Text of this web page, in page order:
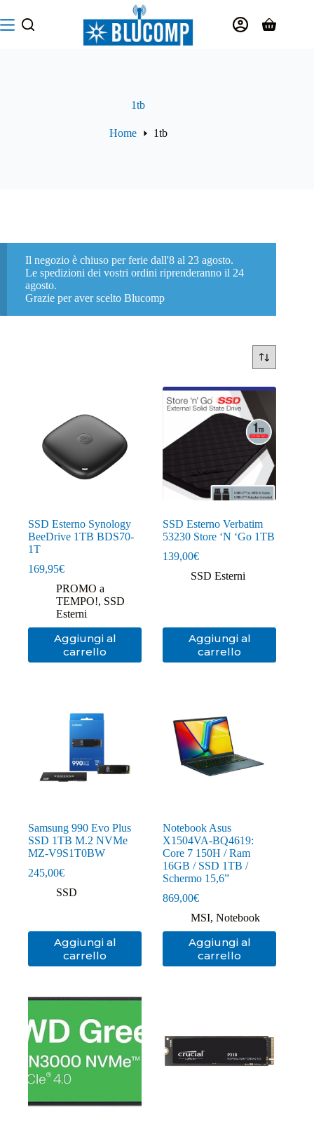
al
contenuto
Carrello
1tb
Home 1tb
Il negozio è chiuso per ferie dall'8 al 23 agosto.
Le spedizioni dei vostri ordini riprenderanno il 24
agosto.
Grazie per aver scelto Blucomp
SSD Esterno Synology
BeeDrive 1TB BDS70-
1T
169,95€
PROMO a
TEMPO!, SSD
Esterni
Aggiungi al
carrello
SSD Esterno Verbatim
53230 Store ‘N ‘Go 1TB
139,00€
SSD Esterni
Aggiungi al
carrello
Samsung 990 Evo Plus
SSD 1TB M.2 NVMe
MZ-V9S1T0BW
245,00€
SSD
Aggiungi al
carrello
Notebook Asus
X1504VA-BQ4619:
Core 7 150H / Ram
16GB / SSD 1TB /
Schermo 15,6”
869,00€
MSI,Notebook
Aggiungi al
carrello